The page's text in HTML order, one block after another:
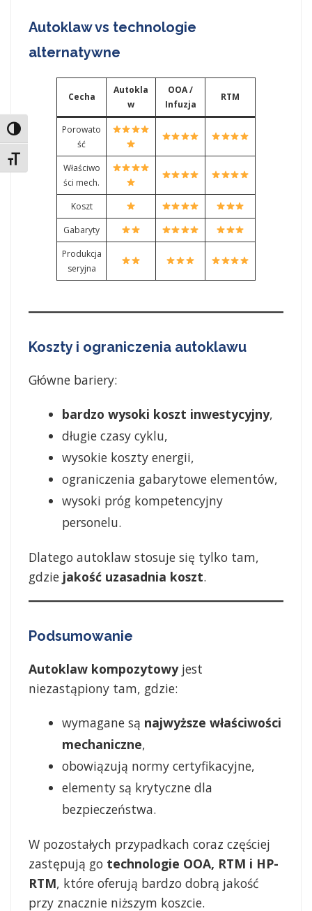
Toggle High Contrast
Toggle Font size
Autoklaw vs technologie
alternatywne
Cecha
Autokla
w
OOA /
Infuzja
RTM
Porowato
ść
Właściwo
ści mech.
Koszt
Gabaryty
Produkcja
seryjna
Koszty i ograniczenia autoklawu
Główne bariery:
bardzo wysoki koszt inwestycyjny,
długie czasy cyklu,
wysokie koszty energii,
ograniczenia gabarytowe elementów,
wysoki próg kompetencyjny
personelu.
Dlatego autoklaw stosuje się tylko tam,
gdzie jakość uzasadnia koszt.
Podsumowanie
Autoklaw kompozytowyjest
niezastąpiony tam, gdzie:
wymagane są najwyższe właściwości
mechaniczne,
obowiązują normy certyfikacyjne,
elementy są krytyczne dla
bezpieczeństwa.
W pozostałych przypadkach coraz częściej
zastępują go technologie OOA, RTM i HP-
RTM, które oferują bardzo dobrą jakość
przy znacznie niższym koszcie.